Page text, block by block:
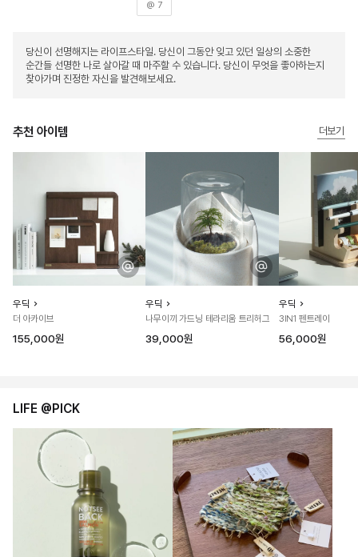
@ 7
당신이 선명해지는 라이프스타일. 당신이 그동안 잊고 있던 일상의 소중한
순간들 선명한 나로 살아갈 때 마주할 수 있습니다. 당신이 무엇을 좋아하는지
찾아가며 진정한 자신을 발견해보세요.
추천 아이템 더보기
우딕
더 아카이브
155,000원
우딕
나무이끼 가드닝 테라리움 트리허그
39,000원
우딕
3IN1 펜트레이
56,000원
LIFE @PICK